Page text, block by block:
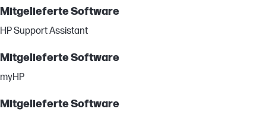
Mitgelieferte Software
HP Support Assistant
Mitgelieferte Software
myHP
Mitgelieferte Software